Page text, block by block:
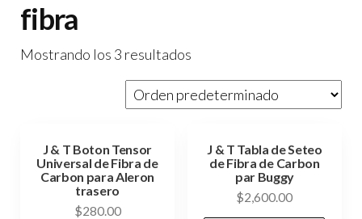
fibra
Mostrando los 3 resultados
J & T Boton Tensor
Universal de Fibra de
Carbon para Aleron
trasero
$280.00
J & T Tabla de Seteo
de Fibra de Carbon
par Buggy
$2,600.00